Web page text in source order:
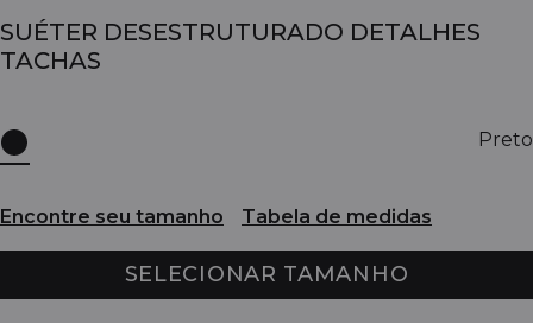
SUÉTER DESESTRUTURADO DETALHES
TACHAS
Preto
Encontre seu tamanho Tabela de medidas
SELECIONAR TAMANHO